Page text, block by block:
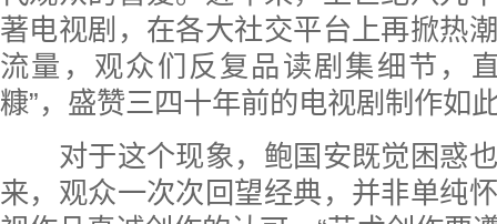
著电视剧，在各大社交平台上再掀热
流量，观众们反复品读剧集细节，
糠”，盛赞三四十年前的电视剧制作如
对于这个现象，鲍国安既觉困惑也
来，观众一次次回望经典，并非单纯